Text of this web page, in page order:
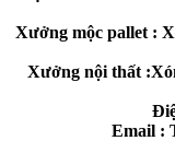
Xưởng mộc pallet :
Xưởng nội thất
Email :